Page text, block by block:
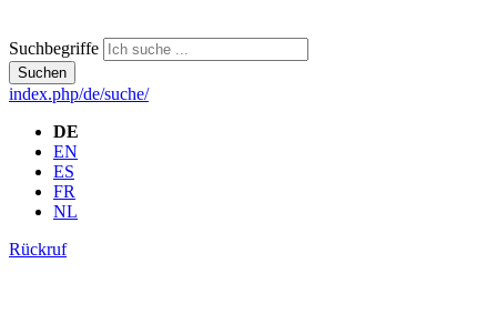
Suchbegriffe
Suchen
index.php/de/suche/
DE
EN
ES
FR
NL
Rückruf